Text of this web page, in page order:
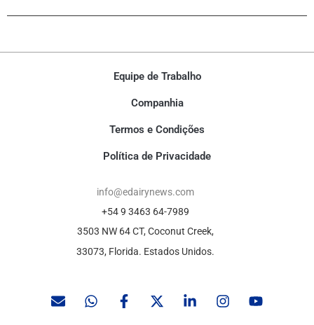
Equipe de Trabalho
Companhia
Termos e Condições
Política de Privacidade
info@edairynews.com
+54 9 3463 64-7989
3503 NW 64 CT, Coconut Creek,
33073, Florida. Estados Unidos.